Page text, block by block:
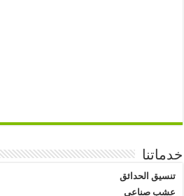
خدماتنا
تنسيق الحدائق
عشب صناعي